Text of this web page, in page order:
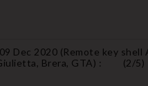
09 Dec 2020 (Remote key shell
Brera, GTA) : (2/5)